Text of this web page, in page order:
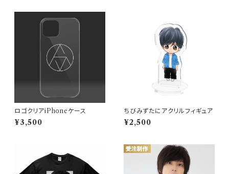
ロゴクリアiPhoneケース
¥3,500
ちびみずたにアクリルフィギュア
¥2,500